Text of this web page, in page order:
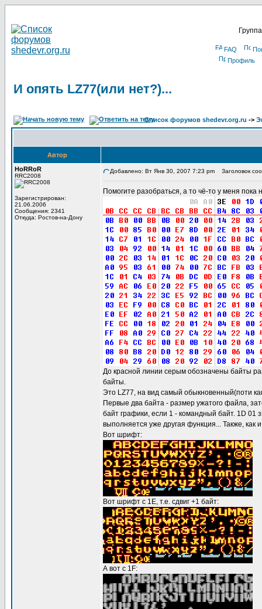
FAQ
Профиль
И опять LZ77(или нет?)...
Список форумов shedevr.org.ru ->
Автор
HoRRoR
RRC2008
Зарегистрирован:
21.06.2006
Сообщения: 2341
Откуда: Ростов-на-Дону
Добавлено: Вт Янв 30, 2007 7:23 pm Заголовок
Помогите разобраться, а то чё-то у меня пока
До красной линии серым обозначены байты
байты.
Это LZ77, на вид самый обыкновенный(поти
Первые два байта - размер ужатого файла,
байт графики, если 1 - командный байт. 1D 01
выполняется уже другая функция... Также, как
Вот шрифт:
Вот шрифт с 1E, т.е. сдвиг +1 байт:
А вот с 1F: